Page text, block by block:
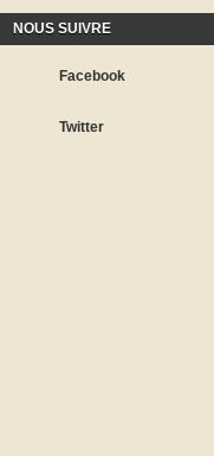
NOUS SUIVRE
Facebook
Twitter